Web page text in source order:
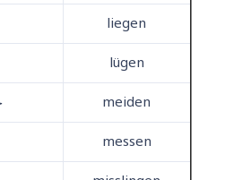
liegen
lügen
meiden
messen